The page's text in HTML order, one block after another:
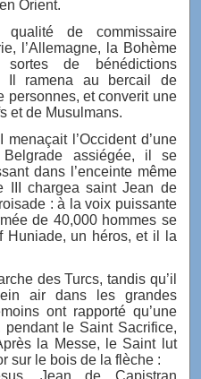
Orient.
de commissaire
l’Allemagne, la Bohème
de bénédictions
Il ramena au bercail de
personnes, et converit une
et de Musulmans.
l’Occident d’une
assiégée, il se
dans l’enceinte même
III chargea saint Jean de
: à la voix puissante
de 40,000 hommes se
Huniade, un héros, et il la
des Turcs, tandis qu’il
air dans les grandes
ont rapporté qu’une
pendant le Saint Sacrifice,
la Messe, le Saint lut
sur le bois de la flèche :
Jean de Capistran